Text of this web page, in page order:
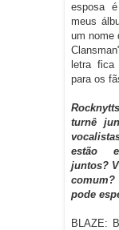
esposa
meus
um nome
letra
para os
turnê
estão
juntos?
pode
BLAZE: